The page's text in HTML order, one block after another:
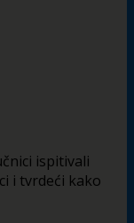
ispitivali
i tvrdeći kako